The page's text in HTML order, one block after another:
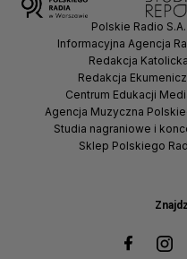
Polskie Radio S.A.
Informacyjna Agencja
Redakcja Katolicka
Redakcja
Centrum Edukacji
Agencja Muzyczna
Studia nagraniowe i
Sklep Polskiego